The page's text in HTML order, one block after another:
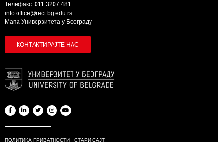
Телефакс: 011 3207 481
info.office@rect.bg.edu.rs
Мапа Универзитета у Београду
КОНТАКТИРАЈТЕ НАС
ПОЛИТИКА ПРИВАТНОСТИ СТАРИ САЈТ